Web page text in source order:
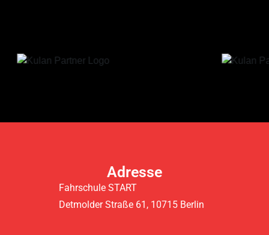
Adresse
Fahrschule START
Detmolder Straße 61, 10715 Berlin